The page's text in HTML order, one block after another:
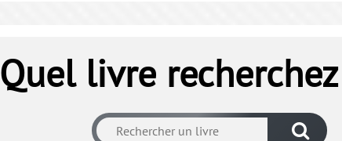
Quel livre